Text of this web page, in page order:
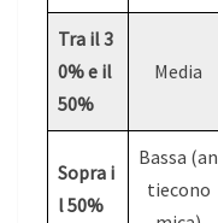
Tra il 3
0% e il
50%
Media
Sopra i
l 50%
Bassa (an
tiecono